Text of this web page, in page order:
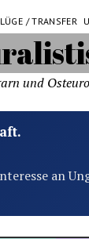
/ TRANSFER
und
an